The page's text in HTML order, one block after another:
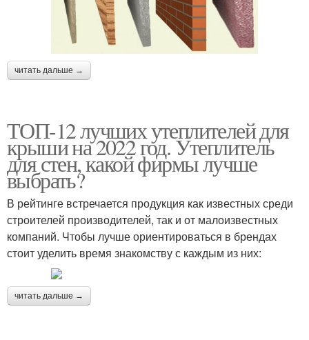
читать дальше →
ТОП-12 лучших утеплителей для
крыши на 2022 год. Утеплитель
для стен, какой фирмы лучше
выбрать?
В рейтинге встречается продукция как известных среди
строителей производителей, так и от малоизвестных
компаний. Чтобы лучше ориентироваться в брендах
стоит уделить время знакомству с каждым из них:
читать дальше →